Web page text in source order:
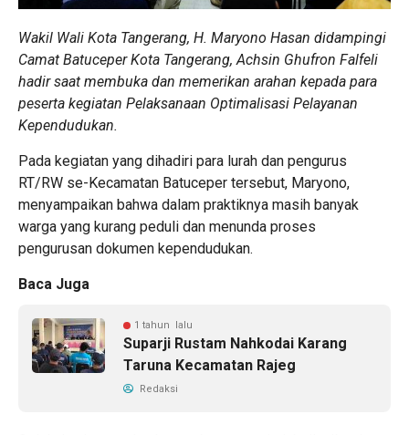
Wakil Wali Kota Tangerang, H. Maryono Hasan didampingi
Camat Batuceper Kota Tangerang, Achsin Ghufron Falfeli
hadir saat membuka dan memerikan arahan kepada para
peserta kegiatan Pelaksanaan Optimalisasi Pelayanan
Kependudukan.
Pada kegiatan yang dihadiri para lurah dan pengurus
RT/RW se-Kecamatan Batuceper tersebut, Maryono,
menyampaikan bahwa dalam praktiknya masih banyak
warga yang kurang peduli dan menunda proses
pengurusan dokumen kependudukan.
Baca Juga
1 tahun lalu
Suparji Rustam Nahkodai Karang
Taruna Kecamatan Rajeg
Redaksi